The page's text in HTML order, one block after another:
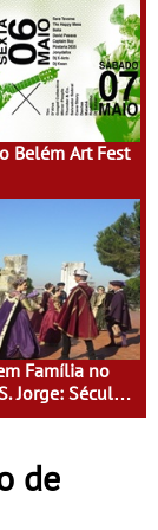
Belém Art Fest
Família no
Jorge: Século
de Mulheres -
de